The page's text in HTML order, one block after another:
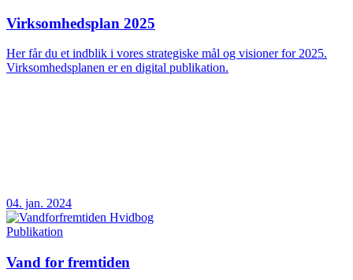
Virksomhedsplan 2025
Her får du et indblik i vores strategiske mål og visioner for 2025.
Virksomhedsplanen er en digital publikation.
04. jan. 2024
Publikation
Vand for fremtiden